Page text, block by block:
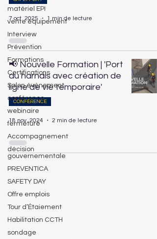
matériel EPI
vente équipement
Interview
Prévention
Formations
Certifications
Salon évènement
conférence
webinaire
fermeture
Accompagnement
décision
gouvernementale
PREVENTICA
SAFETY DAY
Offre emplois
Tour d’Étaiement
Habilitation CCTH
sondage
7 oct. 2025 1 min de lecture
📢 Nouvelle Formation | 'Port
du harnais avec création de
ligne de vie temporaire'
CONFÉRENCE
18 nov. 2024 2 min de lecture